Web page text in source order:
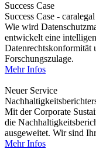
Success Case
Success Case - caralegal
Wie wird
entwickelt eine
Datenrechtskonformität
Forschungszulage.
Mehr Infos
Neuer Service
Mit der Corporate
die
ausgeweitet. Wir sind
Mehr Infos